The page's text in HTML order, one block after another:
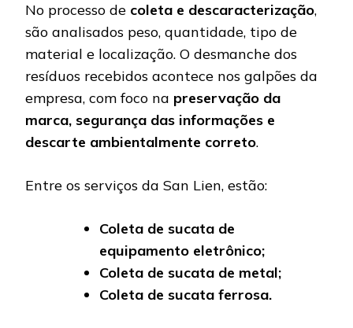
No processo de coleta e descaracterização,
são analisados peso, quantidade, tipo de
material e localização. O desmanche dos
resíduos recebidos acontece nos galpões da
empresa, com foco na preservação da
marca, segurança das informações e
descarte ambientalmente correto.
Entre os serviços da San Lien, estão:
Coleta de sucata de
equipamento eletrônico;
Coleta de sucata de metal;
Coleta de sucata ferrosa.